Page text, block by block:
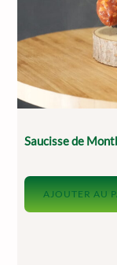
Saucisse de
AJOUTER AU